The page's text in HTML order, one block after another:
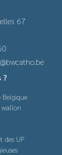
67
?
Belgique
wallon
des UP